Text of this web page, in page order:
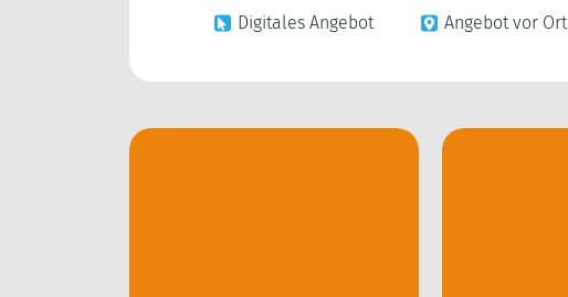
Digitales Angebot Angebot vor Ort